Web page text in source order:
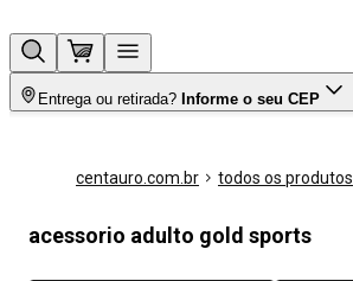
Entrega ou retirada? Informe o seu CEP
centauro.com.br todos os produtos
acessorio adulto gold sports